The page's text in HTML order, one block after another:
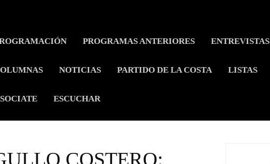
PROGRAMAS ANTERIORES ENTREVISTAS
NOTICIAS PARTIDO DE LA COSTA LISTAS
ESCUCHAR
COSTERO: